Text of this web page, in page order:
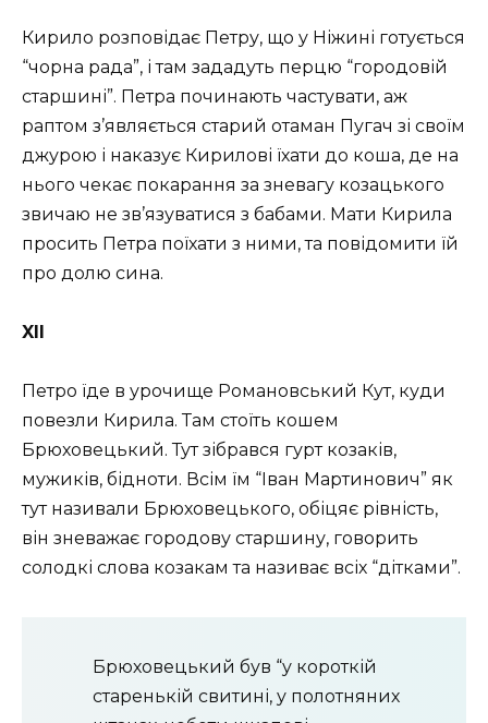
Кирило розповідає Петру, що у Ніжині готується
“чорна рада”, і там зададуть перцю “городовій
старшині”. Петра починають частувати, аж
раптом з’являється старий отаман Пугач зі своїм
джурою і наказує Кирилові їхати до коша, де на
нього чекає покарання за зневагу козацького
звичаю не зв’язуватися з бабами. Мати Кирила
просить Петра поїхати з ними, та повідомити їй
про долю сина.
XII
Петро їде в урочище Романовський Кут, куди
повезли Кирила. Там стоїть кошем
Брюховецький. Тут зібрався гурт козаків,
мужиків, бідноти. Всім їм “Іван Мартинович” як
тут називали Брюховецького, обіцяє рівність,
він зневажає городову старшину, говорить
солодкі слова козакам та називає всіх “дітками”.
Брюховецький був “у короткій
старенькій свитині, у полотняних